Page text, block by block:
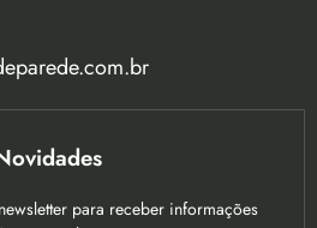
para receber informações